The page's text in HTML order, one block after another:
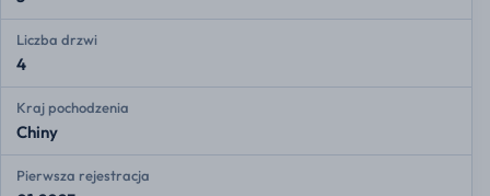
Liczba drzwi
4
Kraj pochodzenia
Chiny
Pierwsza rejestracja